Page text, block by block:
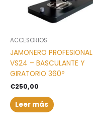
ACCESORIOS
JAMONERO PROFESIONAL
VS24 – BASCULANTE Y
GIRATORIO 360º
€250,00
Leer más